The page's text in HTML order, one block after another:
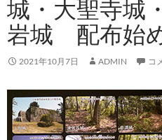
城・大聖寺城
岩城 配布始
2021年10月7日 ADMIN コ